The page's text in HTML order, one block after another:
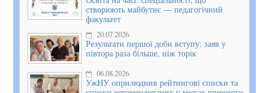
створюють майбутнє — педагогічний
факультет
20.07.2026
Результати першої доби вступу: заяв у
півтора раза більше, ніж торік
06.08.2026
УжНУ оприлюднив рейтингові списки та